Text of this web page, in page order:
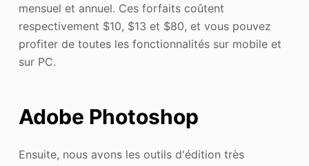
mensuel et annuel. Ces forfaits coûtent
respectivement $10, $13 et $80, et vous pouvez
profiter de toutes les fonctionnalités sur mobile et
sur PC.
Adobe Photoshop
Ensuite, nous avons les outils d'édition très